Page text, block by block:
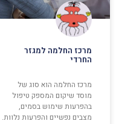
מרכז החלמה למגזר
החרדי
מרכז החלמה הוא סוג של
מוסד שיקום המספק טיפול
בהפרעות שימוש בסמים,
מצבים נפשיים והפרעות נלוות.